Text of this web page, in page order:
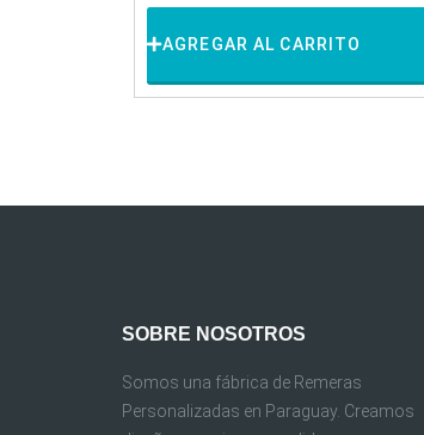
AGREGAR AL CARRITO
SOBRE NOSOTROS
Somos una fábrica de Remeras
Personalizadas en Paraguay. Creamos